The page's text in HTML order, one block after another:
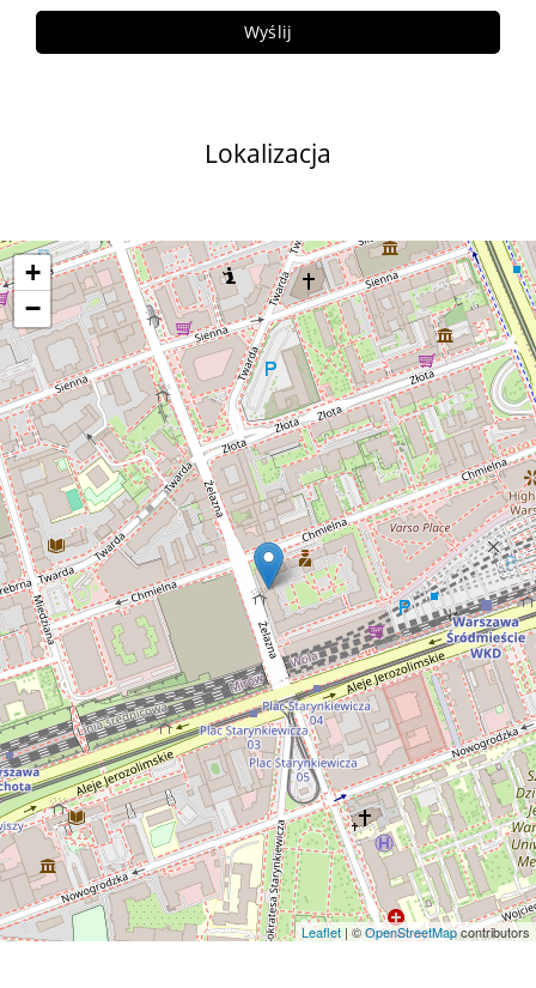
Lokalizacja
+
−
Leaflet | ©OpenStreetMapcontributors